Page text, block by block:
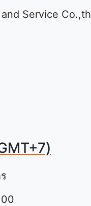
Service Co.,th